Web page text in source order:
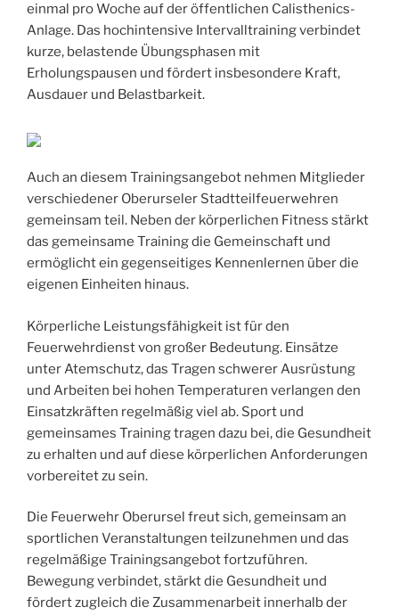
einmal pro Woche auf der öffentlichen Calisthenics-
Anlage. Das hochintensive Intervalltraining verbindet
kurze, belastende Übungsphasen mit
Erholungspausen und fördert insbesondere Kraft,
Ausdauer und Belastbarkeit.
Auch an diesem Trainingsangebot nehmen Mitglieder
verschiedener Oberurseler Stadtteilfeuerwehren
gemeinsam teil. Neben der körperlichen Fitness stärkt
das gemeinsame Training die Gemeinschaft und
ermöglicht ein gegenseitiges Kennenlernen über die
eigenen Einheiten hinaus.
Körperliche Leistungsfähigkeit ist für den
Feuerwehrdienst von großer Bedeutung. Einsätze
unter Atemschutz, das Tragen schwerer Ausrüstung
und Arbeiten bei hohen Temperaturen verlangen den
Einsatzkräften regelmäßig viel ab. Sport und
gemeinsames Training tragen dazu bei, die Gesundheit
zu erhalten und auf diese körperlichen Anforderungen
vorbereitet zu sein.
Die Feuerwehr Oberursel freut sich, gemeinsam an
sportlichen Veranstaltungen teilzunehmen und das
regelmäßige Trainingsangebot fortzuführen.
Bewegung verbindet, stärkt die Gesundheit und
fördert zugleich die Zusammenarbeit innerhalb der